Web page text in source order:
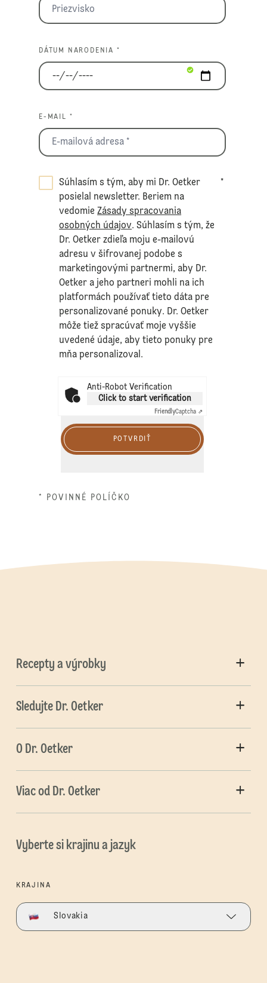
DÁTUM NARODENIA *
E-MAIL *
Súhlasím s tým, aby mi Dr. Oetker
posielal newsletter. Beriem na
vedomieZásady spracovania
osobných údajov. Súhlasím s tým, že
Dr. Oetker zdieľa moju e-mailovú
adresu v šifrovanej podobe s
marketingovými partnermi, aby Dr.
Oetker a jeho partneri mohli na ich
platformách používať tieto dáta pre
personalizované ponuky. Dr. Oetker
môže tiež spracúvať moje vyššie
uvedené údaje, aby tieto ponuky pre
mňa personalizoval.
*
Anti-Robot Verification
Click to start verification
FriendlyCaptcha ⇗
POTVRDIŤ
* POVINNÉ POLÍČKO
Recepty a výrobky
Sledujte Dr. Oetker
O Dr. Oetker
Viac od Dr. Oetker
Vyberte si krajinu a jazyk
KRAJINA
Slovakia